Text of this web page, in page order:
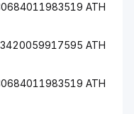
ATH
ATH
ATH